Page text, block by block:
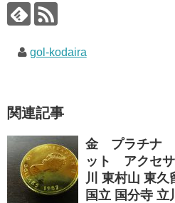
gol-kodaira
関連記事
金 プラチナ
ット アクセ
川 東村山 東久
国立 国分寺 立